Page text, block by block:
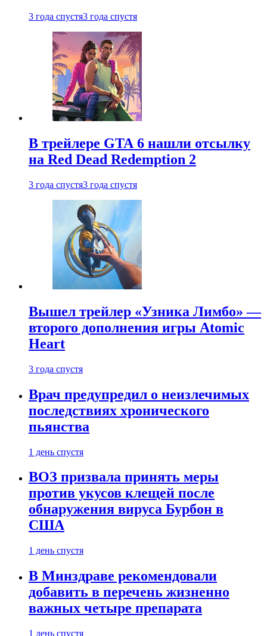
3 года спустя3 года спустя
В трейлере GTA 6 нашли отсылку
на Red Dead Redemption 2
3 года спустя3 года спустя
Вышел трейлер «Узника Лимбо» —
второго дополнения игры Atomic
Heart
3 года спустя
Врач предупредил о неизлечимых
последствиях хронического
пьянства
1 день спустя
ВОЗ призвала принять меры
против укусов клещей после
обнаружения вируса Бурбон в
США
1 день спустя
В Минздраве рекомендовали
добавить в перечень жизненно
важных четыре препарата
1 день спустя